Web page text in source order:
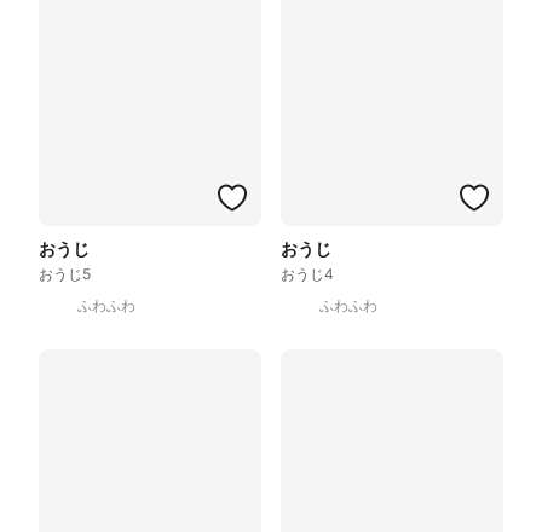
おうじ
おうじ5
ふわふわ
おうじ
おうじ4
ふわふわ